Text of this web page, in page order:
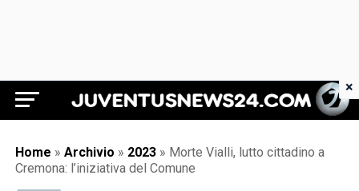
Juventus News 24
Home » Archivio » 2023 » Morte Vialli, lutto cittadino a
Cremona: l’iniziativa del Comune
×